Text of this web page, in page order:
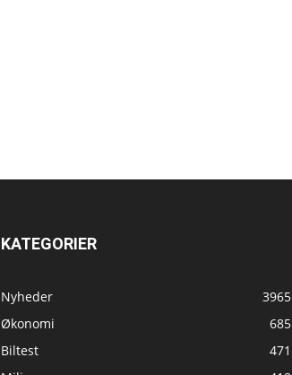
KATEGORIER
Nyheder
3965
Økonomi
685
Biltest
471